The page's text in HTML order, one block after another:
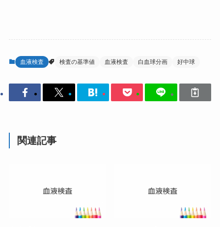
血液検査 検査の基準値 血液検査 白血球分画 好中球
関連記事